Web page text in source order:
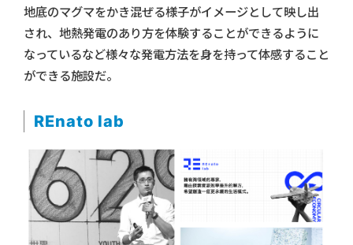
地底のマグマをかき混ぜる様子がイメージとして映し出
され、地熱発電のあり方を体験することができるように
なっているなど様々な発電方法を身を持って体感すること
ができる施設だ。
REnato lab